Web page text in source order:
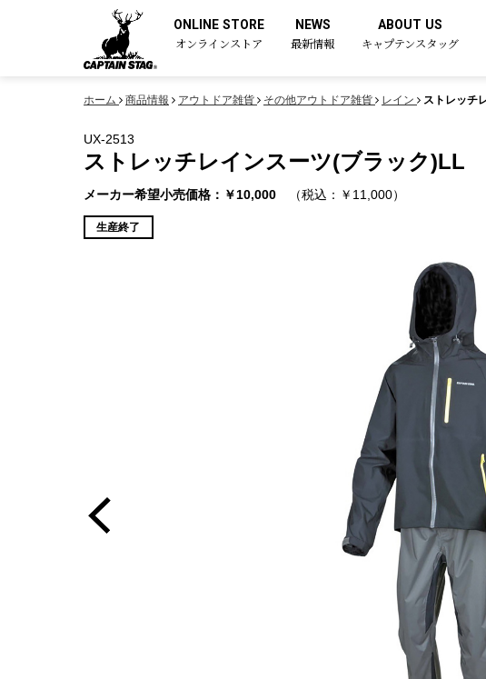
ONLINE STORE
オンラインストア
NEWS
最新情報
ABOUT US
キャプテンスタッグ
ホーム 商品情報 アウトドア雑貨 その他アウトドア雑貨 レイン ストレッチ
UX-2513
ストレッチレインスーツ(ブラック)LL
メーカー希望小売価格：￥10,000 （税込：￥11,000）
生産終了